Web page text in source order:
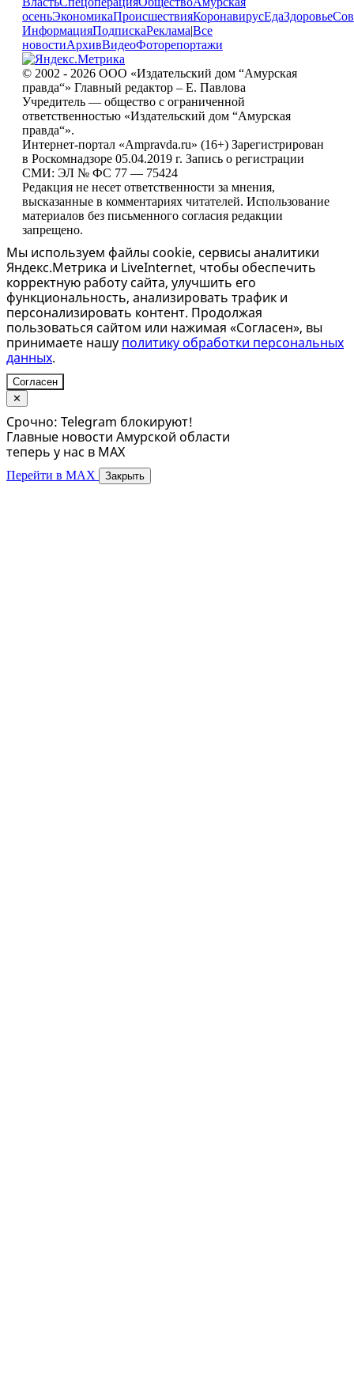
осеньЭкономикаПроисшествияКоронавирусЕдаЗдоровье
ИнформацияПодпискаРеклама|Все
новостиАрхивВидеоФоторепортажи
© 2002 - 2026 ООО «Издательский дом “Амурская
правда“» Главный редактор – Е. Павлова
Учредитель — общество с ограниченной
ответственностью «Издательский дом “Амурская
правда“».
Интернет-портал «Ampravda.ru» (16+) Зарегистрирован
в Роскомнадзоре 05.04.2019 г. Запись о регистрации
СМИ: ЭЛ № ФС 77 — 75424
Редакция не несет ответственности за мнения,
высказанные в комментариях читателей. Использование
материалов без письменного согласия редакции
запрещено.
Мы используем файлы cookie, сервисы аналитики
Яндекс.Метрика и LiveInternet, чтобы обеспечить
корректную работу сайта, улучшить его
функциональность, анализировать трафик и
персонализировать контент. Продолжая
пользоваться сайтом или нажимая «Согласен», вы
принимаете нашу политику обработки персональных
данных.
Согласен
✕
Срочно: Telegram блокируют!
Главные новости Амурской области
теперь у нас в MAX
Перейти в MAX Закрыть